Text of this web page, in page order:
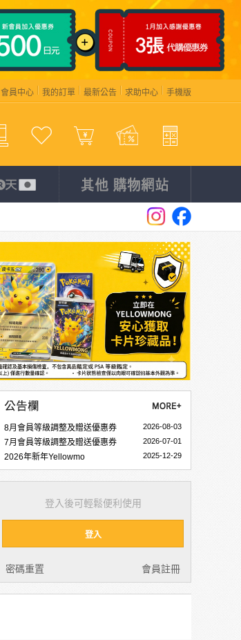
會員中心 我的訂單 最新公告 求助中心 手機版
8月會員等級調整及贈送優惠券 2026-08-03
7月會員等級調整及贈送優惠券 2026-07-01
2026年新年Yellowmo 2025-12-29
登入後可輕鬆便利使用
登入
密碼重置 會員註冊